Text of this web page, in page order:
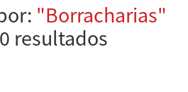
"Borracharias"
resultados